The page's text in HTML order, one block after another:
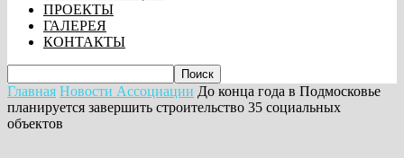
ПРОЕКТЫ
ГАЛЕРЕЯ
КОНТАКТЫ
Главная Новости Ассоциации До конца года в Подмосковье
планируется завершить строительство 35 социальных
объектов